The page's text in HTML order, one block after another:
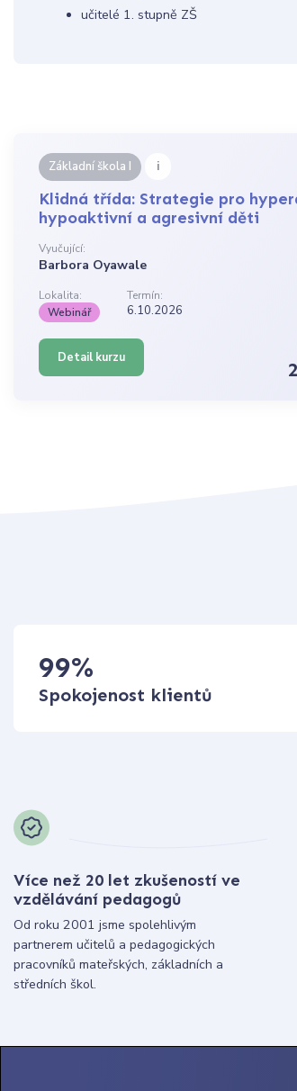
učitelé 1. stupně ZŠ
Základní škola I i
Klidná třída: Strategie pro
hypoaktivní a agresivní děti
Vyučující:
Barbora Oyawale
Lokalita:
Termín:
Webinář
6.10.2026
Detail kurzu
99%
Spokojenost klientů
Více než 20 let zkušeností ve
vzdělávání pedagogů
Od roku 2001 jsme spolehlivým
partnerem učitelů a pedagogických
pracovníků mateřských, základních a
středních škol.